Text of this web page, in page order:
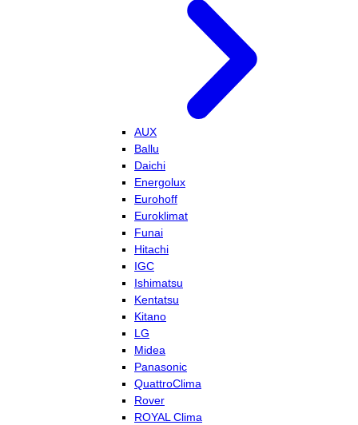
AUX
Ballu
Daichi
Energolux
Eurohoff
Euroklimat
Funai
Hitachi
IGC
Ishimatsu
Kentatsu
Kitano
LG
Midea
Panasonic
QuattroClima
Rover
ROYAL Clima